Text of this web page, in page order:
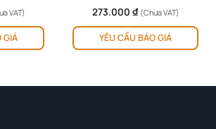
VAT)
GIÁ
273.000 ₫ (Chưa VAT)
YÊU CẦU BÁO GIÁ